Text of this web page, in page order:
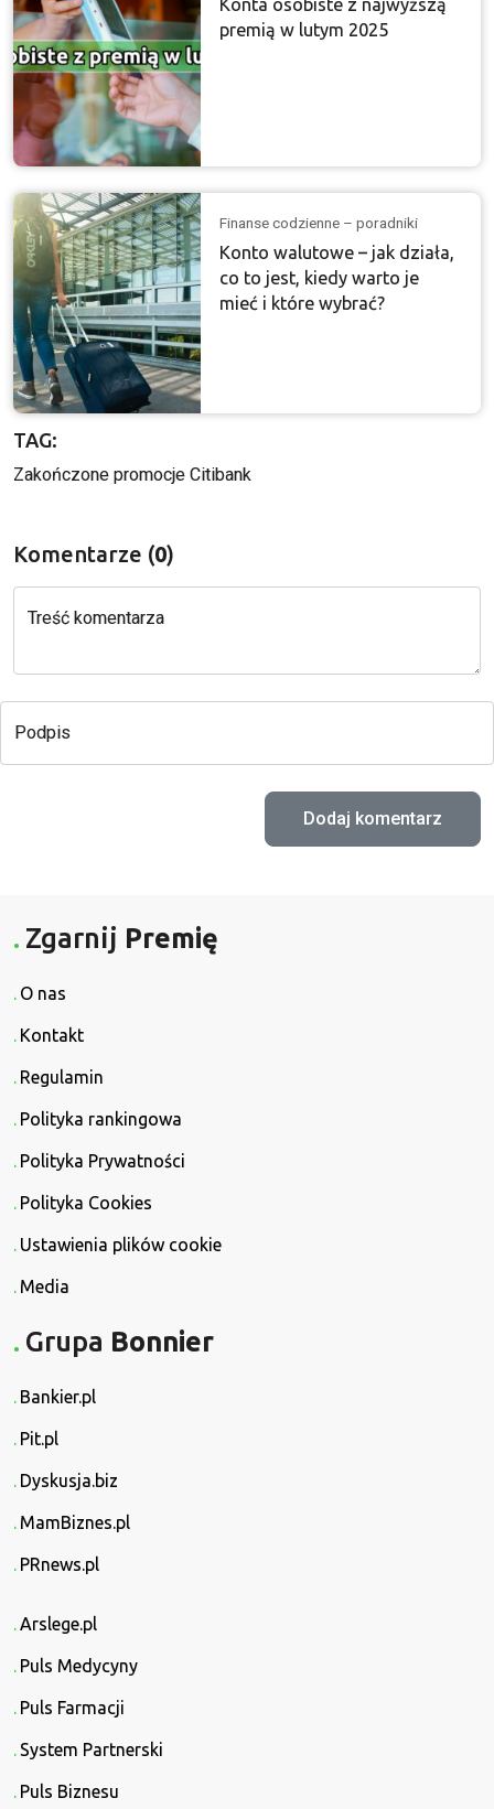
Konta osobiste z najwyższą
premią w lutym 2025
Finanse codzienne – poradniki
Konto walutowe – jak działa,
co to jest, kiedy warto je
mieć i które wybrać?
TAG:
Zakończone promocje Citibank
Komentarze (0)
Treść komentarza
Podpis
Zgarnij Premię
O nas
Kontakt
Regulamin
Polityka rankingowa
Polityka Prywatności
Polityka Cookies
Ustawienia plików cookie
Media
Grupa Bonnier
Bankier.pl
Pit.pl
Dyskusja.biz
MamBiznes.pl
PRnews.pl
Arslege.pl
Puls Medycyny
Puls Farmacji
System Partnerski
Puls Biznesu